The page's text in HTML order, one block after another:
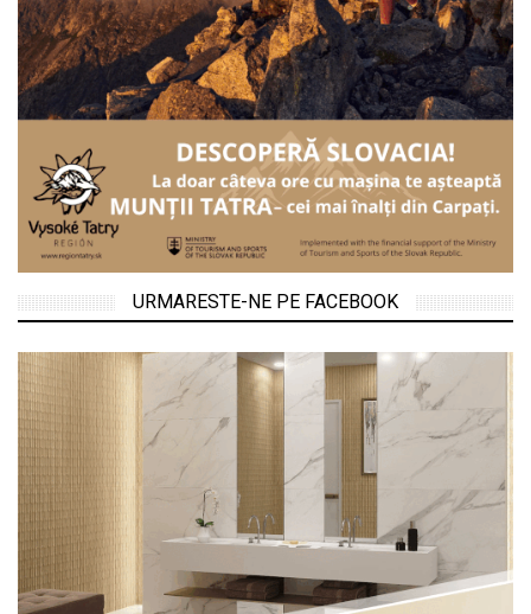
URMARESTE-NE PE FACEBOOK